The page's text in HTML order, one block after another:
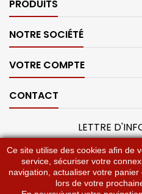
PRODUITS
NOTRE SOCIÉTÉ
VOTRE COMPTE
CONTACT
Ce site utilise des cookies afin de
service, sécuriser votre
navigation, actualiser votre
lors de votre
LETTRE